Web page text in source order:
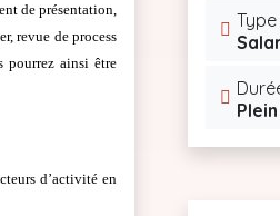
de présentation,
revue de process
pourrez ainsi être
d’activité en